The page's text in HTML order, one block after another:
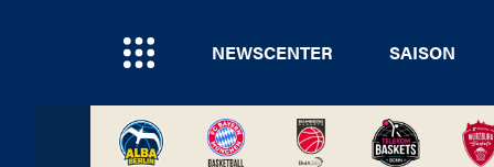
NEWSCENTER SAISON